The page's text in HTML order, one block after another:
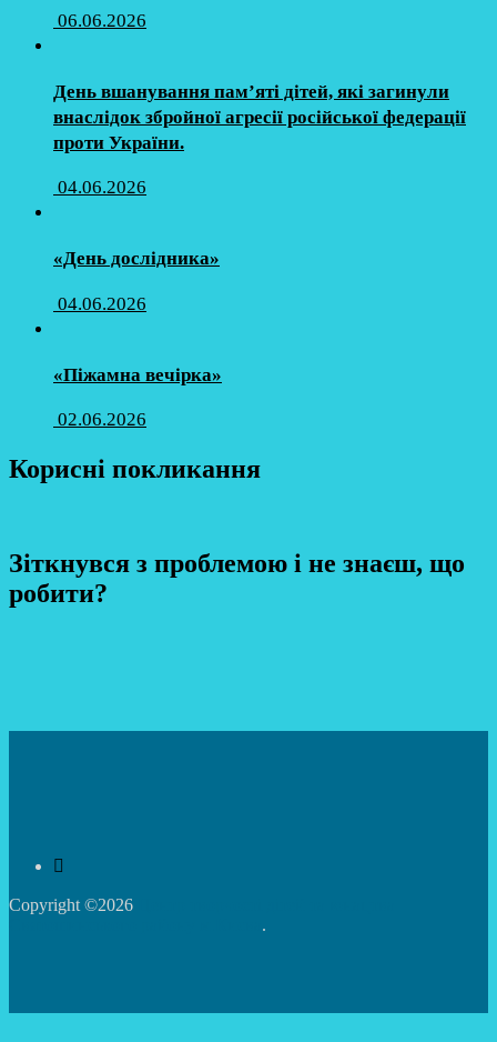
06.06.2026
День вшанування пам’яті дітей, які загинули
внаслідок збройної агресії російської федерації
проти України.
04.06.2026
«День дослідника»
04.06.2026
«Піжамна вечірка»
02.06.2026
Корисні покликання
Зіткнувся з проблемою і не знаєш, що
робити?
Copyright ©2026
.